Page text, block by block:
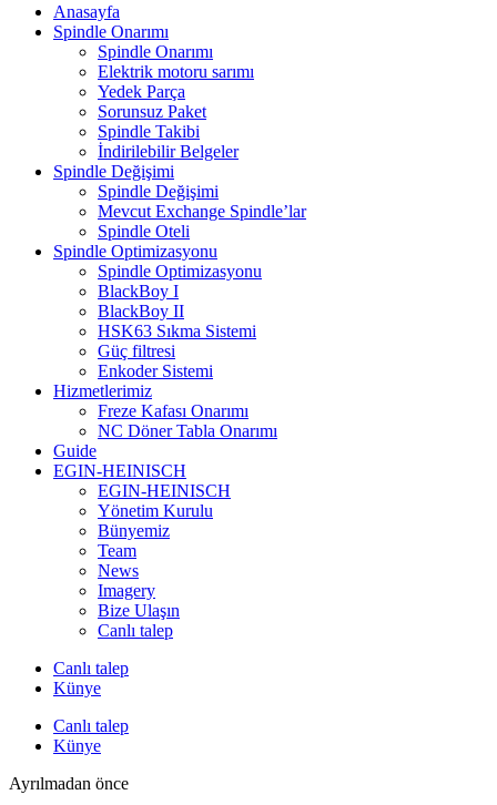
Anasayfa
Spindle Onarımı
Spindle Onarımı
Elektrik motoru sarımı
Yedek Parça
Sorunsuz Paket
Spindle Takibi
İndirilebilir Belgeler
Spindle Değişimi
Spindle Değişimi
Mevcut Exchange Spindle’lar
Spindle Oteli
Spindle Optimizasyonu
Spindle Optimizasyonu
BlackBoy I
BlackBoy II
HSK63 Sıkma Sistemi
Güç filtresi
Enkoder Sistemi
Hizmetlerimiz
Freze Kafası Onarımı
NC Döner Tabla Onarımı
Guide
EGIN-HEINISCH
EGIN-HEINISCH
Yönetim Kurulu
Bünyemiz
Team
News
Imagery
Bize Ulaşın
Canlı talep
Canlı talep
Künye
Canlı talep
Künye
Ayrılmadan önce